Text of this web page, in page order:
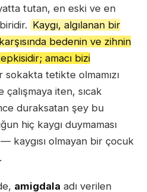
tutan, en eski ve en
Kaygı, algılanan bir
bedenin ve zihnin
amacı bizi
sokakta tetikte olmamızı
çalışmaya iten, sıcak
duraksatan şey bu
hiç kaygı duymaması
kaygısı olmayan bir çocuk
amigdala adı verilen